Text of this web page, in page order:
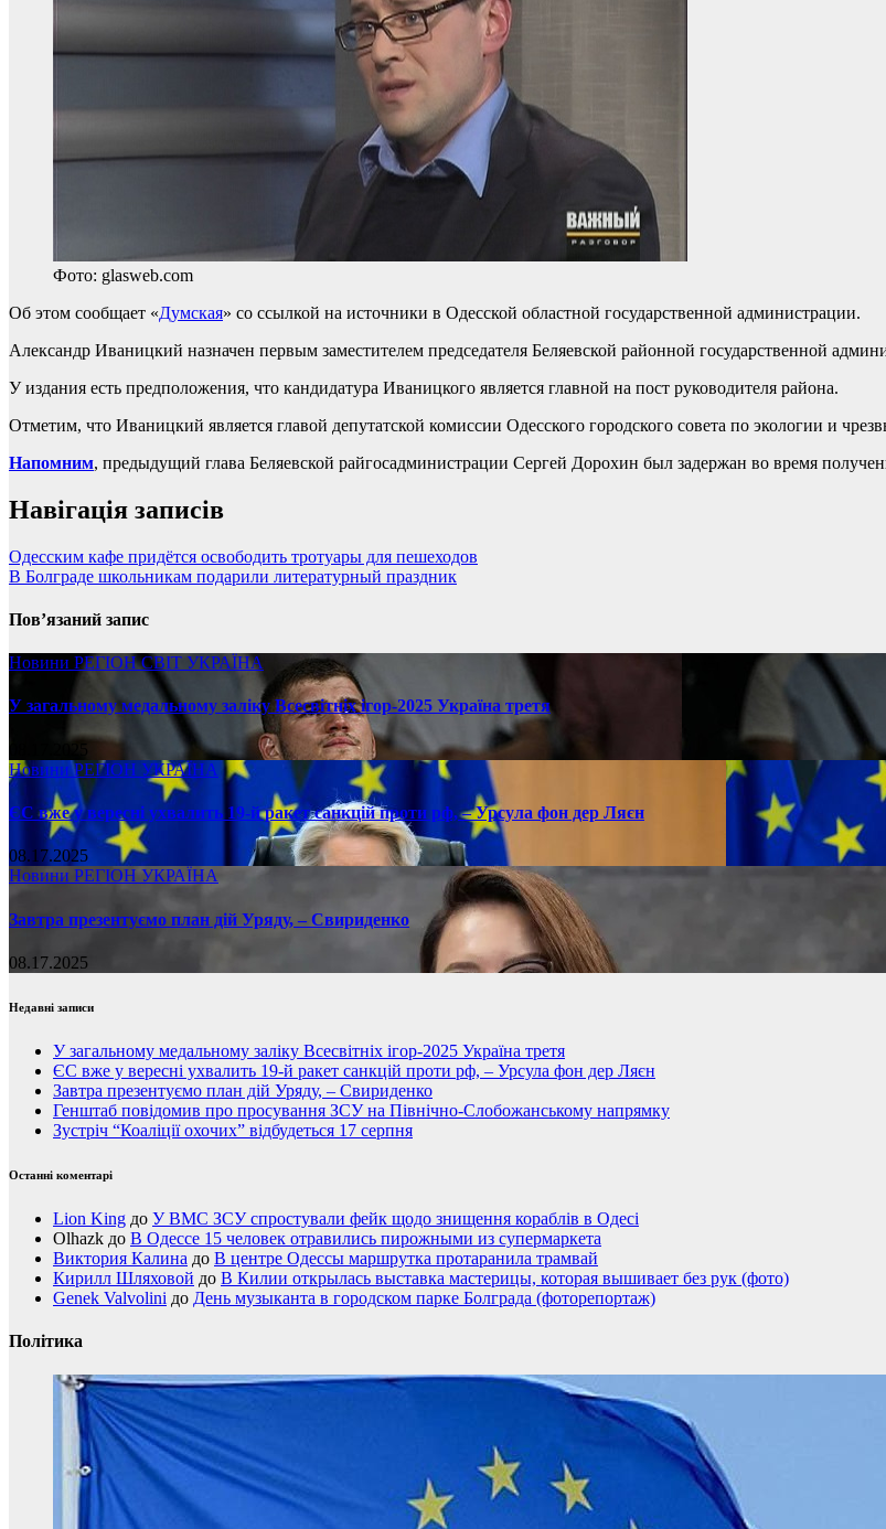
Фото: glasweb.com
Об этом сообщает «Думская» со ссылкой на источники в Одесской областной государственной администрации.
Александр Иваницкий назначен первым заместителем председателя Беляевской районной государственной
У издания есть предположения, что кандидатура Иваницкого является главной на пост руководителя района.
Отметим, что Иваницкий является главой депутатской комиссии Одесского городского совета по экологии и
Напомним, предыдущий глава Беляевской райгосадминистрации Сергей Дорохин был задержан во время
Навігація записів
Одесским кафе придётся освободить тротуары для пешеходов
В Болграде школьникам подарили литературный праздник
Пов’язаний запис
Новини РЕГІОНСВІТ УКРАЇНА
У загальному медальному заліку Всесвітніх ігор-2025 Україна третя
08.17.2025
НовиниРЕГІОН УКРАЇНА
ЄС вже у вересні ухвалить 19-й ракет санкцій проти рф, – Урсула фон дер Ляєн
08.17.2025
Новини РЕГІОН УКРАЇНА
Завтра презентуємо план дій Уряду, – Свириденко
08.17.2025
Недавні записи
У загальному медальному заліку Всесвітніх ігор-2025 Україна третя
ЄС вже у вересні ухвалить 19-й ракет санкцій проти рф, – Урсула фон дер Ляєн
Завтра презентуємо план дій Уряду, – Свириденко
Генштаб повідомив про просування ЗСУ на Північно-Слобожанському напрямку
Зустріч “Коаліції охочих” відбудеться 17 серпня
Останні коментарі
Lion King до У ВМС ЗСУ спростували фейк щодо знищення кораблів в Одесі
Olhazk до В Одессе 15 человек отравились пирожными из супермаркета
Виктория Калина до В центре Одессы маршрутка протаранила трамвай
Кирилл Шляховой до В Килии открылась выставка мастерицы, которая вышивает без рук (фото)
Genek Valvolini до День музыканта в городском парке Болграда (фоторепортаж)
Політика